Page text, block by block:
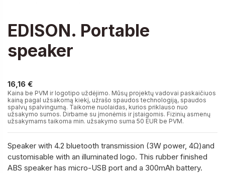
EDISON. Portable
speaker
16,16 €
Kaina be PVM ir logotipo uždėjimo. Mūsų projektų vadovai paskaičiuos
kainą pagal užsakomą kiekį, užrašo spaudos technologiją, spaudos
spalvų spalvingumą. Taikome nuolaidas, kurios priklauso nuo
užsakymo sumos. Dirbame su įmonėmis ir įstaigomis. Fizinių asmenų
užsakymams taikoma min. užsakymo suma 50 EUR be PVM.
Speaker with 4.2 bluetooth transmission (3W power, 4Ω)and
customisable with an illuminated logo. This rubber finished
ABS speaker has micro-USB port and a 300mAh battery.